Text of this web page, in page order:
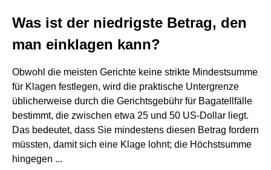
Was ist der niedrigste Betrag, den
man einklagen kann?
Obwohl die meisten Gerichte keine strikte Mindestsumme
für Klagen festlegen, wird die praktische Untergrenze
üblicherweise durch die Gerichtsgebühr für Bagatellfälle
bestimmt, die zwischen etwa 25 und 50 US-Dollar liegt.
Das bedeutet, dass Sie mindestens diesen Betrag fordern
müssten, damit sich eine Klage lohnt; die Höchstsumme
hingegen ...